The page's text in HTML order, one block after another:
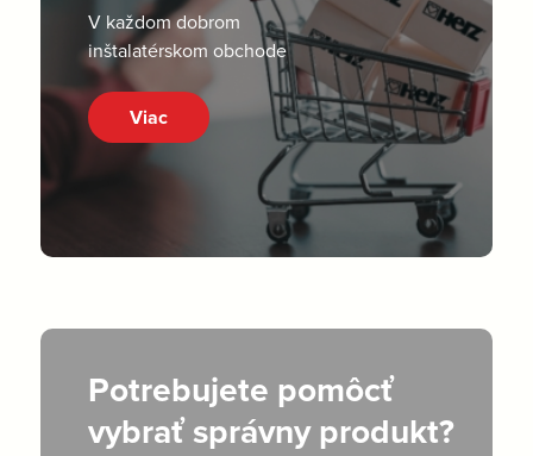
V každom dobrom
inštalatérskom obchode
Viac
Potrebujete pomôcť
vybrať správny produkt?